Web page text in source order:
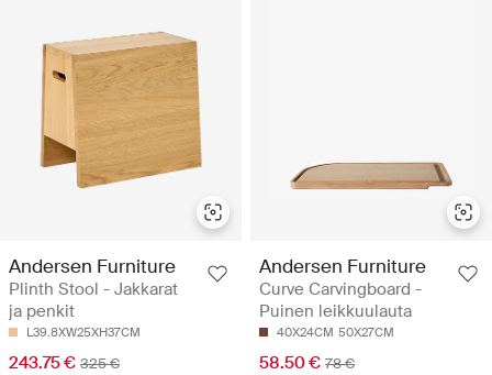
Andersen Furniture
Plinth Stool - Jakkarat
ja penkit
L39.8XW25XH37CM
243.75 € 325 €
Andersen Furniture
Curve Carvingboard -
Puinen leikkuulauta
40X24CM 50X27CM
58.50 € 78 €